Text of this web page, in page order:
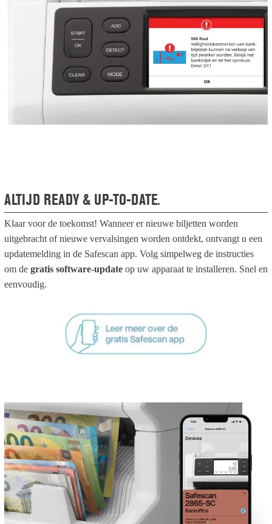
ALTIJD READY & UP-TO-DATE.
Klaar voor de toekomst! Wanneer er nieuwe biljetten worden
uitgebracht of nieuwe vervalsingen worden ontdekt, ontvangt u een
updatemelding in de Safescan app. Volg simpelweg de instructies
om de gratis software-update op uw apparaat te installeren. Snel en
eenvoudig.